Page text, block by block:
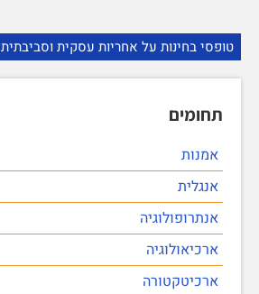
טופסי בחינות על אחריות עסקית וסביבתית
תחומים
אמנות
אנגלית
אנתרופולוגיה
ארכיאולוגיה
ארכיטקטורה